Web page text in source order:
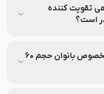
تقویت کننده
حجم 60 میل سینره از نظر کاربران 0.0 از 5 بوده و بر اساس 0 نظر
قیمت لوسیون مو گیاهی تقویت کننده مخصوص بانوان حجم 60